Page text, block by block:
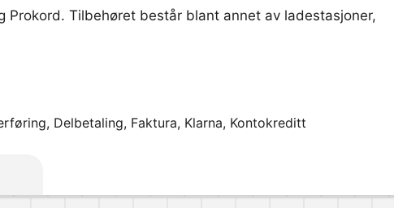
Prokord. Tilbehøret består blant annet av ladestasjoner,
Delbetaling, Faktura, Klarna, Kontokreditt